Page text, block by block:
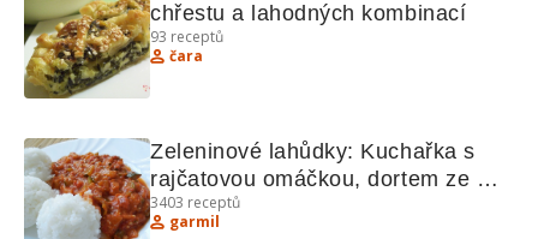
chřestu a lahodných kombinací
93 receptů
čara
Zeleninové lahůdky: Kuchařka s
rajčatovou omáčkou, dortem ze
smetany a dalšími recepty
3403 receptů
garmil